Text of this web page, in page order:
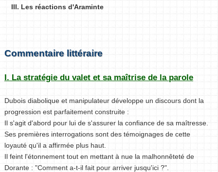
III. Les réactions d'Araminte
Commentaire littéraire
I. La stratégie du valet et sa maîtrise de la parole
Dubois diabolique et manipulateur développe un discours dont la
progression est parfaitement construite :
Il s'agit d'abord pour lui de s'assurer la confiance de sa maîtresse.
Ses premières interrogations sont des témoignages de cette
loyauté qu'il a affirmée plus haut.
Il feint l'étonnement tout en mettant à nue la malhonnêteté de
Dorante : "Comment a-t-il fait pour arriver jusqu'ici ?".